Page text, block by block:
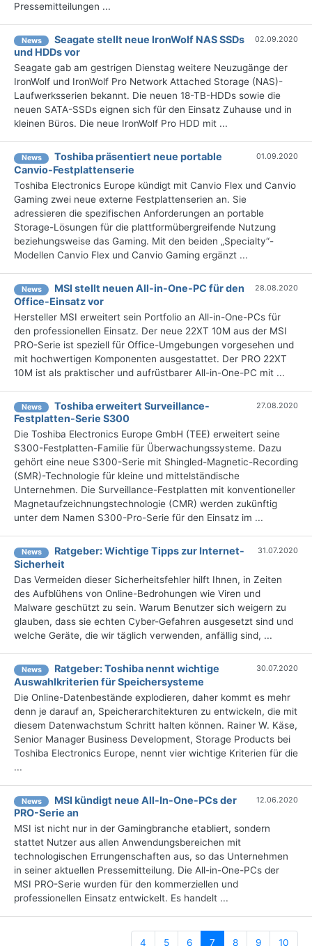
Pressemitteilungen ...
News
Seagate stellt neue IronWolf NAS SSDs
und HDDs vor
02.09.2020
Seagate gab am gestrigen Dienstag weitere Neuzugänge der
IronWolf und IronWolf Pro Network Attached Storage (NAS)-
Laufwerksserien bekannt. Die neuen 18-TB-HDDs sowie die
neuen SATA-SSDs eignen sich für den Einsatz Zuhause und in
kleinen Büros. Die neue IronWolf Pro HDD mit ...
News
Toshiba präsentiert neue portable
Canvio-Festplattenserie
01.09.2020
Toshiba Electronics Europe kündigt mit Canvio Flex und Canvio
Gaming zwei neue externe Festplattenserien an. Sie
adressieren die spezifischen Anforderungen an portable
Storage-Lösungen für die plattformübergreifende Nutzung
beziehungsweise das Gaming. Mit den beiden „Specialty“-
Modellen Canvio Flex und Canvio Gaming ergänzt ...
News
MSI stellt neuen All-in-One-PC für den
Office-Einsatz vor
28.08.2020
Hersteller MSI erweitert sein Portfolio an All-in-One-PCs für
den professionellen Einsatz. Der neue 22XT 10M aus der MSI
PRO-Serie ist speziell für Office-Umgebungen vorgesehen und
mit hochwertigen Komponenten ausgestattet. Der PRO 22XT
10M ist als praktischer und aufrüstbarer All-in-One-PC mit ...
News
Toshiba erweitert Surveillance-
Festplatten-Serie S300
27.08.2020
Die Toshiba Electronics Europe GmbH (TEE) erweitert seine
S300-Festplatten-Familie für Überwachungssysteme. Dazu
gehört eine neue S300-Serie mit Shingled-Magnetic-Recording
(SMR)-Technologie für kleine und mittelständische
Unternehmen. Die Surveillance-Festplatten mit konventioneller
Magnetaufzeichnungstechnologie (CMR) werden zukünftig
unter dem Namen S300-Pro-Serie für den Einsatz im ...
News
Ratgeber: Wichtige Tipps zur Internet-
Sicherheit
31.07.2020
Das Vermeiden dieser Sicherheitsfehler hilft Ihnen, in Zeiten
des Aufblühens von Online-Bedrohungen wie Viren und
Malware geschützt zu sein. Warum Benutzer sich weigern zu
glauben, dass sie echten Cyber-Gefahren ausgesetzt sind und
welche Geräte, die wir täglich verwenden, anfällig sind, ...
News
Ratgeber: Toshiba nennt wichtige
Auswahlkriterien für Speichersysteme
30.07.2020
Die Online-Datenbestände explodieren, daher kommt es mehr
denn je darauf an, Speicherarchitekturen zu entwickeln, die mit
diesem Datenwachstum Schritt halten können. Rainer W. Käse,
Senior Manager Business Development, Storage Products bei
Toshiba Electronics Europe, nennt vier wichtige Kriterien für die
...
News
MSI kündigt neue All-In-One-PCs der
PRO-Serie an
12.06.2020
MSI ist nicht nur in der Gamingbranche etabliert, sondern
stattet Nutzer aus allen Anwendungsbereichen mit
technologischen Errungenschaften aus, so das Unternehmen
in seiner aktuellen Pressemitteilung. Die All-in-One-PCs der
MSI PRO-Serie wurden für den kommerziellen und
professionellen Einsatz entwickelt. Es handelt ...
4 5 6 7 (current)
8 9 10